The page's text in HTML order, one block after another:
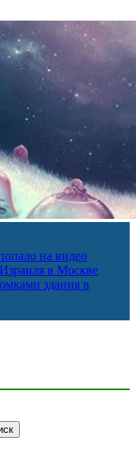
на видео
в Москве
здания в